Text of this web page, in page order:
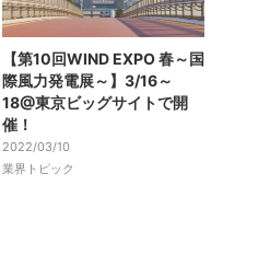
【第10回WIND EXPO 春～国
際風力発電展～】3/16～
18@東京ビッグサイトで開
催！
2022/03/10
業界トピック